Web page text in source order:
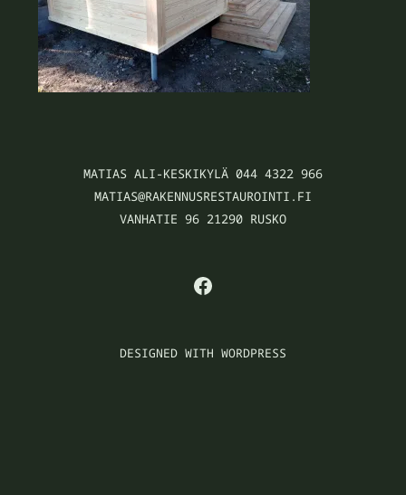
MATIAS ALI-KESKIKYLÄ 044 4322 966
MATIAS@RAKENNUSRESTAUROINTI.FI
VANHATIE 96 21290 RUSKO
FACEBOOK
DESIGNED WITH WORDPRESS